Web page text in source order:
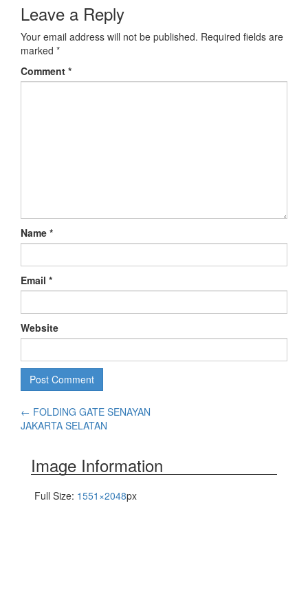
Leave a Reply
Your email address will not be published. Required fields are
marked *
Comment *
Name *
Email *
Website
← FOLDING GATE SENAYAN
JAKARTA SELATAN
Image Information
Full Size: 1551×2048px